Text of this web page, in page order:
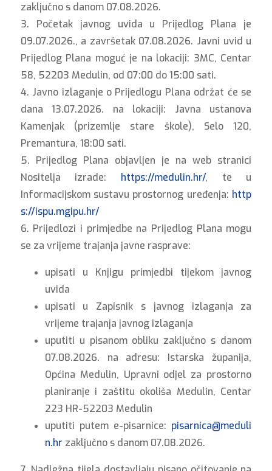
zaključno s danom 07.08.2026.
3. Početak javnog uvida u Prijedlog Plana je
09.07.2026., a završetak 07.08.2026. Javni uvid u
Prijedlog Plana moguć je na lokaciji: 3MC, Centar
58, 52203 Medulin, od 07:00 do 15:00 sati.
4. Javno izlaganje o Prijedlogu Plana održat će se
dana 13.07.2026. na lokaciji: Javna ustanova
Kamenjak (prizemlje stare škole), Selo 120,
Premantura, 18:00 sati.
5. Prijedlog Plana objavljen je na web stranici
Nositelja izrade: https://medulin.hr/, te u
Informacijskom sustavu prostornog uređenja: http
s://ispu.mgipu.hr/
6. Prijedlozi i primjedbe na Prijedlog Plana mogu
se za vrijeme trajanja javne rasprave:
upisati u Knjigu primjedbi tijekom javnog
uvida
upisati u Zapisnik s javnog izlaganja za
vrijeme trajanja javnog izlaganja
uputiti u pisanom obliku zaključno s danom
07.08.2026. na adresu: Istarska županija,
Općina Medulin, Upravni odjel za prostorno
planiranje i zaštitu okoliša Medulin, Centar
223 HR-52203 Medulin
uputiti putem e-pisarnice: pisarnica@meduli
n.hr zaključno s danom 07.08.2026.